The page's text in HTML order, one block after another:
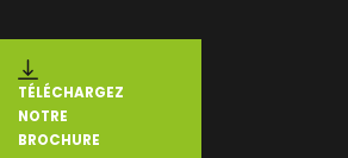
TÉLÉCHARGEZ
NOTRE
BROCHURE